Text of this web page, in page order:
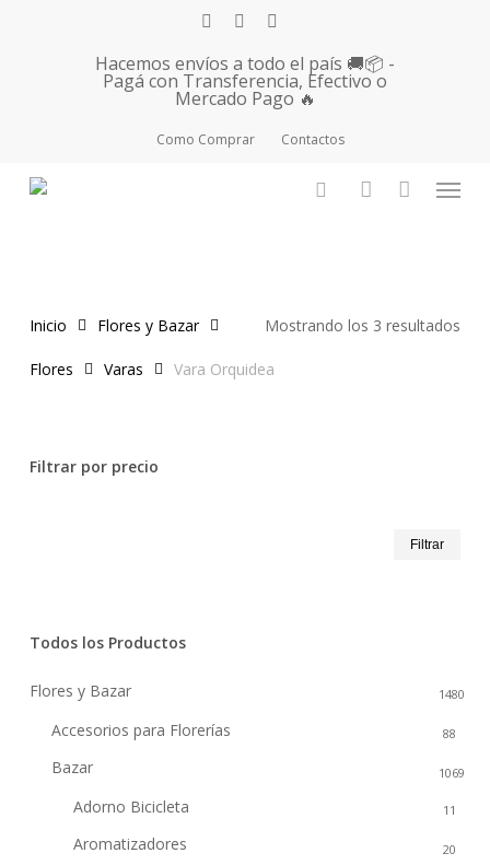
Hacemos envíos a todo el país 🚚📦 -
Pagá con Transferencia, Efectivo o
Mercado Pago 🔥
Como Comprar Contactos
Menu
Vara Orquidea
Mostrando los 3 resultados
Inicio Flores y Bazar
Flores Varas Vara Orquidea
Filtrar por precio
Filtrar
Todos los Productos
Flores y Bazar 1480
Accesorios para Florerías 88
Bazar 1069
Adorno Bicicleta 11
Aromatizadores 20